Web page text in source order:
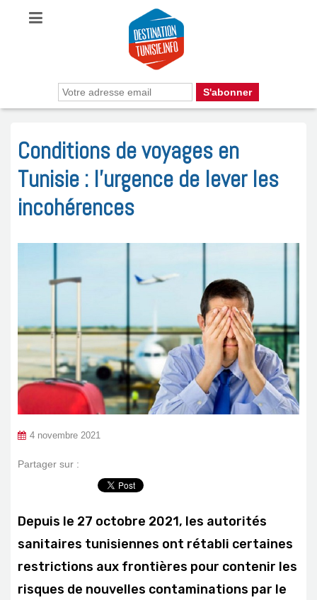
Conditions de voyages en
Tunisie : l’urgence de lever les
incohérences
4 novembre 2021
Partager sur :
Depuis le 27 octobre 2021, les autorités
sanitaires tunisiennes ont rétabli certaines
restrictions aux frontières pour contenir les
risques de nouvelles contaminations par le